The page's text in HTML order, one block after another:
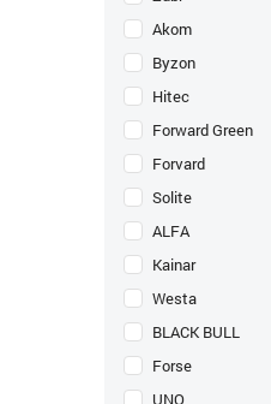
Akom
Byzon
Hitec
Forward Green
Forvard
Solite
ALFA
Kainar
Westa
BLACK BULL
Forse
UNO